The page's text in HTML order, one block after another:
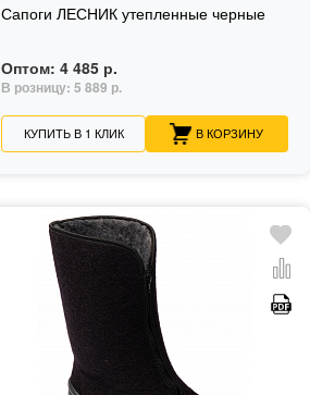
Сапоги ЛЕСНИК утепленные черные
Оптом:4 485 р.
В розницу:5 889 р.
КУПИТЬ В 1 КЛИК В КОРЗИНУ